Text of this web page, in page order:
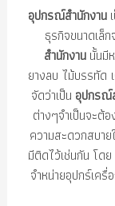
อุปกรณ์สำนักงาน
ธุรกิจขนาดเล็
สำนักงาน นั้นมี
ยางลบ ไม้บรรทัด
จัดว่าเป็น อุปกรณ์
ต่างๆจำเป็นจะต้อ
ความสะดวกสบา
มีติดไว้เช่นกัน โดย
จำหน่ายอุปกร์เค